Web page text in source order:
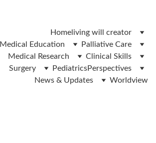
Home living will creator
Medical Education
Palliative Care
Medical Research
Clinical Skills
Surgery
PediatricsPerspectives
News & Updates
Worldview